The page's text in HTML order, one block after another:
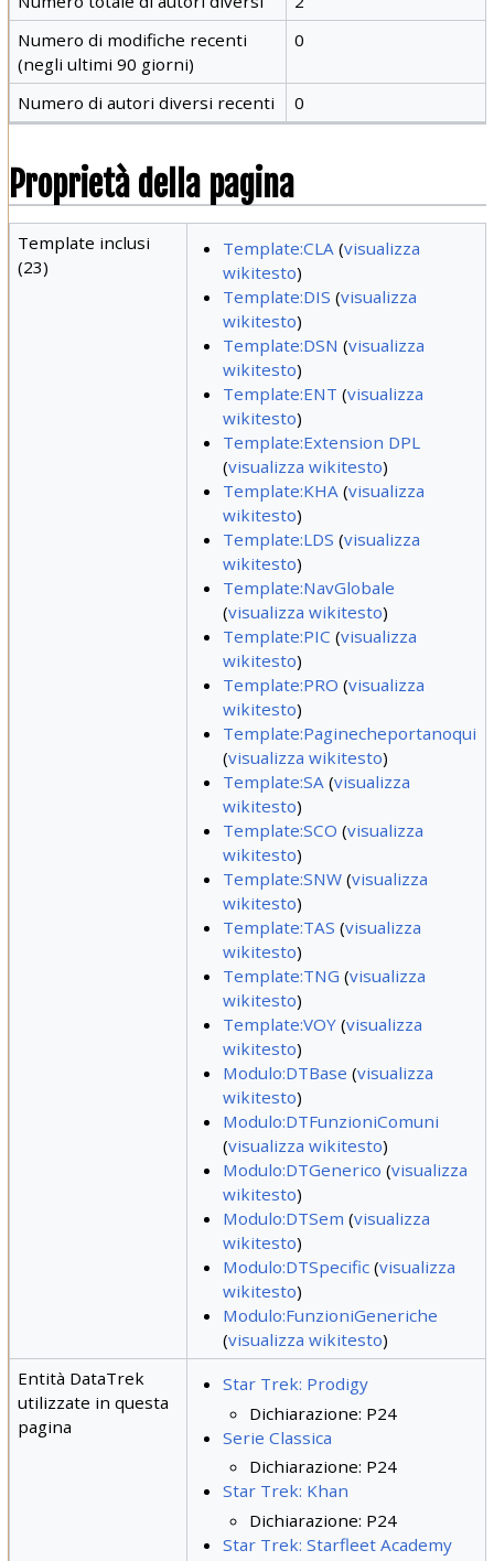
Numero di modifiche recenti
(negli ultimi 90 giorni)
0
Numero di autori diversi recenti 0
Proprietà della pagina
Template inclusi
(23)
Template:CLA(visualizza
wikitesto)
Template:DIS (visualizza
wikitesto)
Template:DSN (visualizza
wikitesto)
Template:ENT (visualizza
wikitesto)
Template:Extension DPL
(visualizza wikitesto)
Template:KHA(visualizza
wikitesto)
Template:LDS (visualizza
wikitesto)
Template:NavGlobale
(visualizza wikitesto)
Template:PIC (visualizza
wikitesto)
Template:PRO (visualizza
wikitesto)
Template:Paginecheportanoqui
(visualizza wikitesto)
Template:SA(visualizza
wikitesto)
Template:SCO (visualizza
wikitesto)
Template:SNW(visualizza
wikitesto)
Template:TAS (visualizza
wikitesto)
Template:TNG (visualizza
wikitesto)
Template:VOY(visualizza
wikitesto)
Modulo:DTBase (visualizza
wikitesto)
Modulo:DTFunzioniComuni
(visualizza wikitesto)
Modulo:DTGenerico (visualizza
wikitesto)
Modulo:DTSem (visualizza
wikitesto)
Modulo:DTSpecific(visualizza
wikitesto)
Modulo:FunzioniGeneriche
(visualizza wikitesto)
Entità DataTrek
utilizzate in questa
pagina
Star Trek: Prodigy
Dichiarazione: P24
Serie Classica
Dichiarazione: P24
Star Trek: Khan
Dichiarazione: P24
Star Trek: Starfleet Academy